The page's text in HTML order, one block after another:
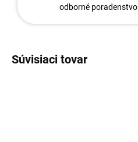
odborné poradenstvo
Súvisiaci tovar